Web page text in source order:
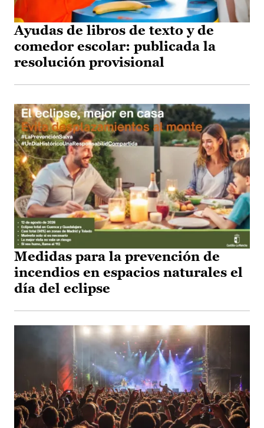
Ayudas de libros de texto y de
comedor escolar: publicada la
resolución provisional
Medidas para la prevención de
incendios en espacios naturales el
día del eclipse